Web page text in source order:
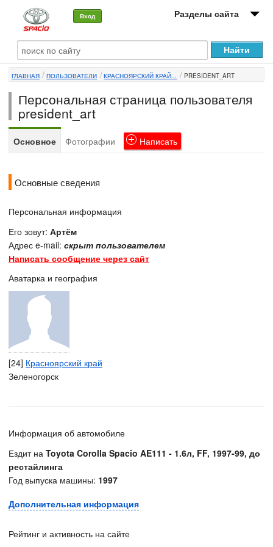
Вход Разделы сайта
О машине
Автоклуб
Форумы
Сервисы и услуги
ГЛАВНАЯ ПОЛЬЗОВАТЕЛИ КРАСНОЯРСКИЙ КРАЙ... PRESIDENT_ART
Персональная страница пользователя
president_art
Основное Фотографии Написать
Основные сведения
Персональная информация
Его зовут: Артём
Адрес e-mail: скрыт пользователем
Написать сообщение через сайт
Аватарка и география
[24] Красноярский край
Зеленогорск
Информация об автомобиле
Ездит на Toyota Corolla Spacio AE111 - 1.6л, FF, 1997-99, до
рестайлинга
Год выпуска машины: 1997
Дополнительная информация
Рейтинг и активность на сайте